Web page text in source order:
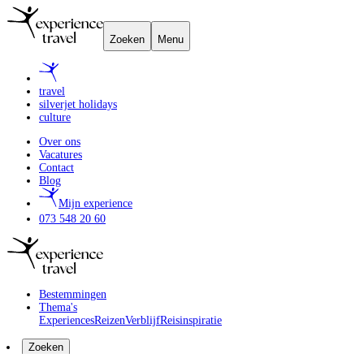
Zoeken Menu
travel
silverjet holidays
culture
Over ons
Vacatures
Contact
Blog
Mijn experience
073 548 20 60
Bestemmingen
Thema's
ExperiencesReizenVerblijfReisinspiratie
Zoeken